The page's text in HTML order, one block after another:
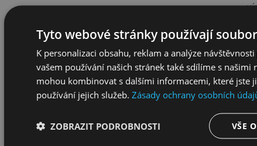
Tyto webové stránky používají
K personalizaci obsahu, reklam a analýze
vašem používání našich stránek také sdílíme s
mohou kombinovat s dalšími informacemi, které jste
používání jejich služeb. Zásady ochrany osobních
VŠE
ZOBRAZIT PODROBNOSTI